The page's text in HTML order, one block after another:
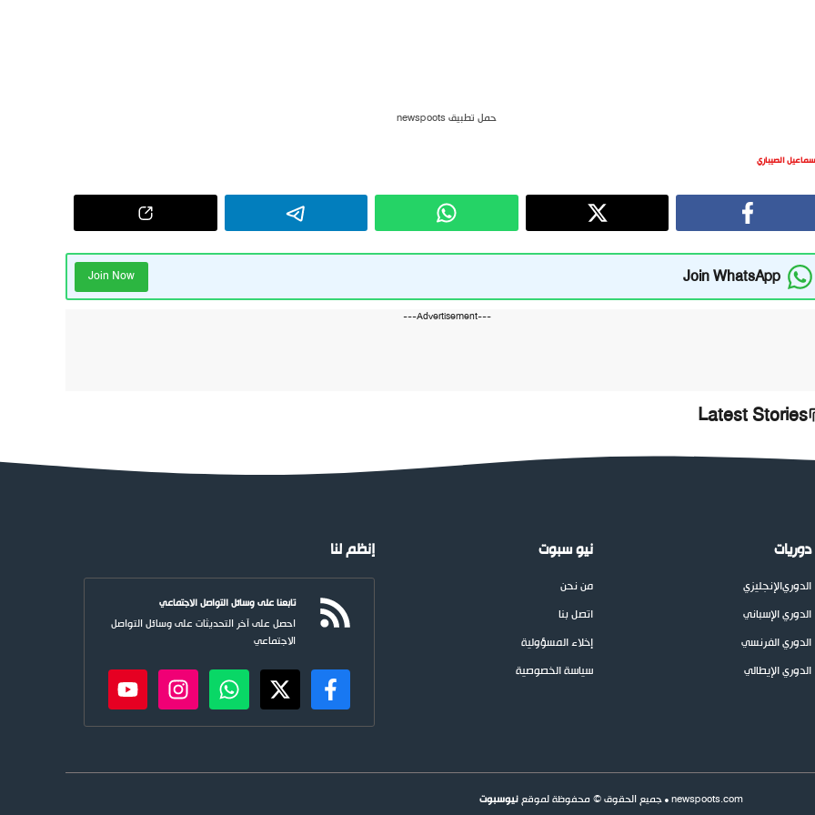
حمل تطبيق newspoots
الصيباري
Join WhatsApp
Join Now
---Advertisement---
Latest Stories
دوريات
الدوريالإنجليزي
الدوري الإسباني
الدوري الفرنسي
الدوري الإيطالي
نيو سبوت
من نحن
اتصل بنا
إخلاء المسؤولية
سياسة الخصوصية
إنظم لنا
تابعنا على وسائل التواصل الاجتماعي
احصل على آخر التحديثات على وسائل التواصل
الاجتماعي
newspoots.com • جميع الحقوق © محفوظة لموقع نيوسبوت